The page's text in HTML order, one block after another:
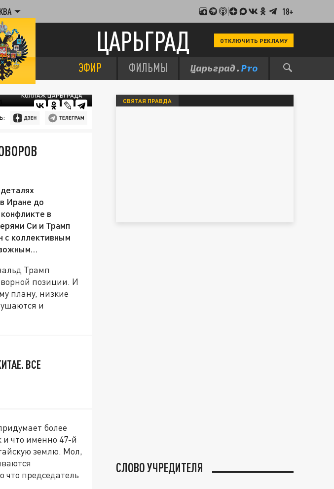
18+
ЦАРЬГРАД ОТКЛЮЧИТЬ РЕКЛАМУ
ЭФИР ФИЛЬМЫ
КОЛЛАЖ ЦАРЬГРАДА
Иране до
в
Си и Трамп
с коллективным
Трамп
позиции. И
плану, низкие
и
ВСЕ
более
и что именно 47-й
землю. Мол,
что председатель
СВЯТАЯ ПРАВДА
СЛОВО УЧРЕДИТЕЛЯ